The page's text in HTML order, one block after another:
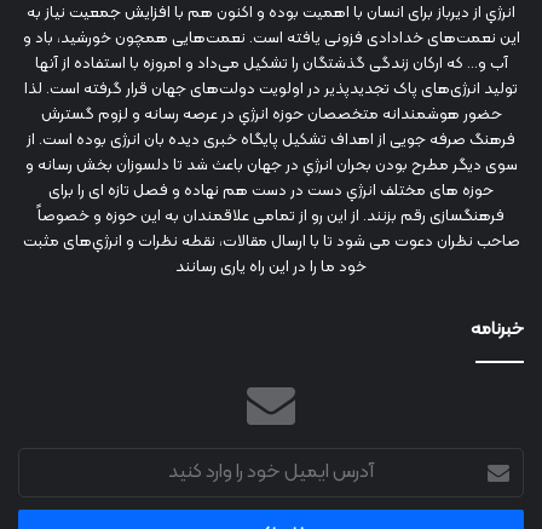
انرژي‌ از دیرباز برای انسان با اهمیت بوده و اکنون هم با افزایش جمعیت نیاز به
این نعمت‌های خدادادی فزونی یافته است. نعمت‌هایی همچون خورشید، باد و
آب و... که ارکان زندگی گذشتگان را تشکیل می‌داد و امروزه با استفاده از آنها
تولید انرژی‌های پاک تجدیدپذیر در اولویت دولت‌های جهان قرار گرفته است. لذا
حضور هوشمندانه متخصصان حوزه انرژي در عرصه رسانه و لزوم گسترش
فرهنگ صرفه جویی از اهداف تشکیل پایگاه خبری دیده بان انرژی بوده است. از
سوی دیگر مطرح بودن بحران انرژي در جهان باعث شد تا دلسوزان بخش رسانه و
حوزه های مختلف انرژي دست در دست هم نهاده و فصل تازه ای را برای
فرهنگسازی رقم بزنند. از این رو از تمامی علاقمندان به این حوزه و خصوصاً
صاحب نظران دعوت می شود تا با ارسال مقالات، نقطه نظرات و انرژي‌های مثبت
خود ما را در این راه یاری رسانند
خبرنامه
آدرس
ایمیل
خود